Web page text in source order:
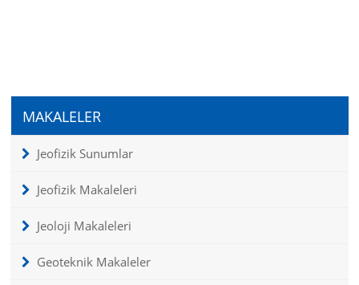
MAKALELER
Jeofizik Sunumlar
Jeofizik Makaleleri
Jeoloji Makaleleri
Geoteknik Makaleler